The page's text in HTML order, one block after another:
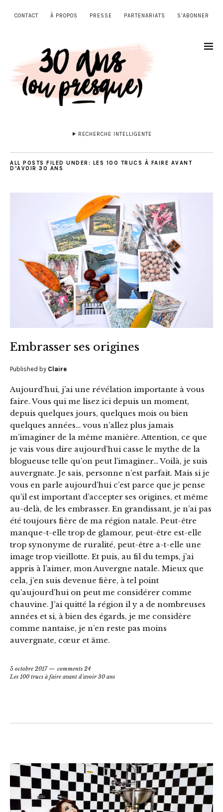
CONTACT À PROPOS PRESSE PARTENARIATS S’ABONNER
RECHERCHE INTELLIGENTE
ALL POSTS FILED UNDER:
LES 100 TRUCS À FAIRE AVANT
D’AVOIR 30 ANS
Embrasser ses origines
Published by Claire
Aujourd’hui, j’ai une révélation importante à vous
faire. Vous qui me lisez ici depuis un moment,
depuis quelques jours, quelques mois ou bien
quelques années… vous n’allez plus jamais
m’imaginer de la même manière. Attention, ce que
je vais vous dire aujourd’hui casse le mythe de la
blogueuse telle qu’on peut l’imaginer… Voilà, je suis
auvergnate. Je sais, personne n’est parfait. Mais si je
vous en parle aujourd’hui c’est parce que je pense
qu’il est important d’accepter ses origines, et même
au-delà, de les embrasser. En grandissant, je n’ai pas
été toujours fière de ma région natale. Peut-être
manque-t-elle trop de glamour, peut-être est-elle
trop synonyme de ruralité, peut-être a-t-elle une
image trop vieillotte. Et puis, au fil du temps, j’ai
appris à l’aimer, mon Auvergne natale. Mieux que
cela, j’en suis devenue fière, à tel point
qu’aujourd’hui on peut me considérer comme
chauvine. J’ai quitté la région il y a de nombreuses
années et si, à bien des égards, je me considère
comme nantaise, je n’en reste pas moins
auvergnate, cœur et âme.
5 octobre 2017
comments 24
Les 100 trucs à faire avant d'avoir 30 ans